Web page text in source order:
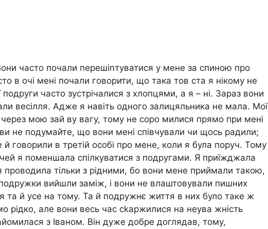
часто почали перешіnтуватися у мене за спиною про
в очі мені почали говорити, що така тов ста я нікому не
часто зустрічалися з хлопцями, а я – ні. Зараз вони
весілля. Адже я навіть одного залицяльника не мала. Мої
мою зай ву вагу, тому не соро милися прямо при мені
не подумайте, що вони мені співчували чи щось радили;
говорили в третій особі про мене, коли я була поруч. Тому
я поменшала спілкуватися з подругами. Я приїжджала
проводила тільки з рідними, бо вони мене приймали такою,
вийшли заміж, і вони не влаштовували пишних
та й усе на тому. Та й подружнє життя в них було таке ж
рідко, але вони весь час сkаржилися на неува жність
з Іваном. Він дуже добре доглядав, тому,